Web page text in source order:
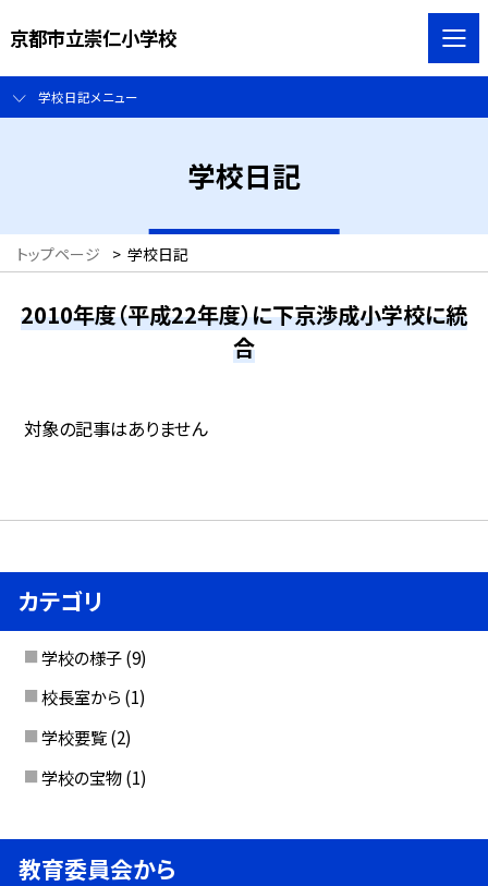
京都市立崇仁小学校
学校日記メニュー
学校日記
トップページ > 学校日記
2010年度（平成22年度）に下京渉成小学校に統
合
対象の記事はありません
カテゴリ
学校の様子 (9)
校長室から (1)
学校要覧 (2)
学校の宝物 (1)
教育委員会から